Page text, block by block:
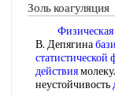
Золь коагуляция
Физическая
В. Депягинабази
статистической
действия
неустойчивость